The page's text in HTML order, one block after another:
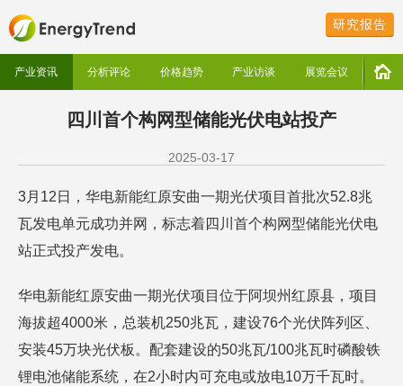
研究报告
产业资讯 分析评论 价格趋势 产业访谈 展览会议
四川首个构网型储能光伏电站投产
2025-03-17
3月12日，华电新能红原安曲一期光伏项目首批次52.8兆
瓦发电单元成功并网，标志着四川首个构网型储能光伏电
站正式投产发电。
华电新能红原安曲一期光伏项目位于阿坝州红原县，项目
海拔超4000米，总装机250兆瓦，建设76个光伏阵列区、
安装45万块光伏板。配套建设的50兆瓦/100兆瓦时磷酸铁
锂电池储能系统，在2小时内可充电或放电10万千瓦时。